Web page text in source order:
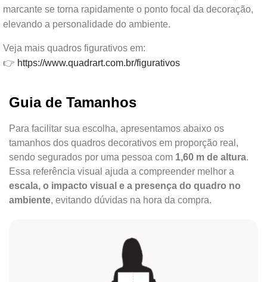
marcante se torna rapidamente o ponto focal da decoração,
elevando a personalidade do ambiente.
Veja mais quadros figurativos em:
👉 https://www.quadrart.com.br/figurativos
Guia de Tamanhos
Para facilitar sua escolha, apresentamos abaixo os
tamanhos dos quadros decorativos em proporção real,
sendo segurados por uma pessoa com 1,60 m de altura.
Essa referência visual ajuda a compreender melhor a
escala, o impacto visual e a presença do quadro no
ambiente, evitando dúvidas na hora da compra.